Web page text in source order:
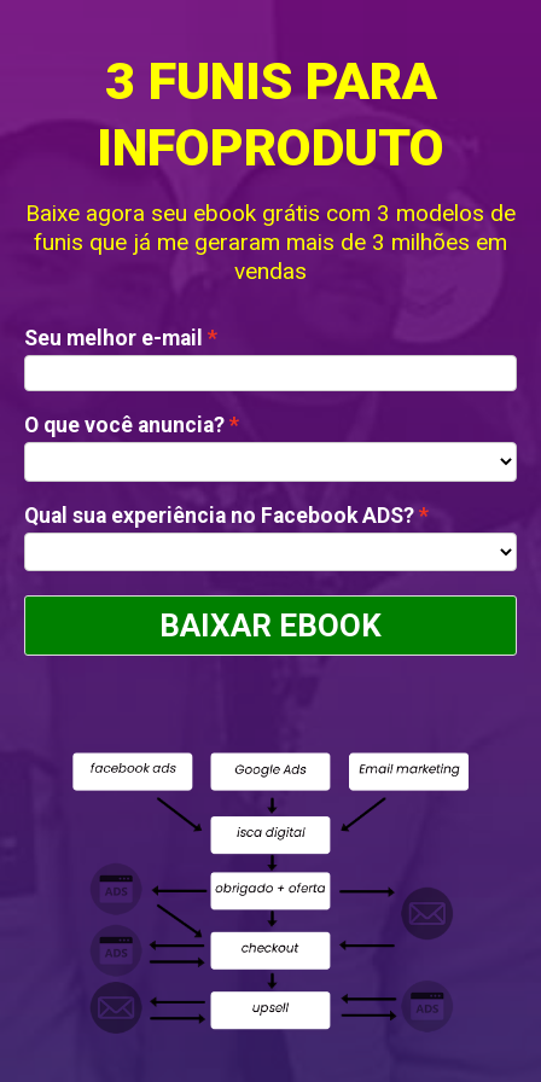
3 FUNIS PARA
INFOPRODUTO
Baixe agora seu ebook grátis com 3 modelos de
funis que já me geraram mais de 3 milhões em
vendas
Seu melhor e-mail
O que você anuncia?
Qual sua experiência no Facebook ADS?
BAIXAR EBOOK